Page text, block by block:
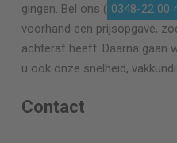
gingen. Bel ons ( 0348-22 00
voorhand een prijsopgave,
achteraf heeft. Daarna gaan
u ook onze snelheid,
Contact